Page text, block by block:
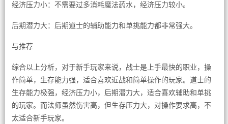
经济压力小：不需要过多消耗魔法药水，经济压力较小。
后期潜力大：后期道士的辅助能力和单挑能力都非常强大。
与推荐
综合以上分析，对于新手玩家来说，战士是上手最快的职业，操
作简单，生存能力强，适合喜欢近战和简单操作的玩家。道士的
生存能力极强，经济压力小，后期潜力大，适合喜欢辅助和单挑
的玩家。而法师虽然伤害高，但生存压力大，对操作要求高，不
太适合新手玩家。